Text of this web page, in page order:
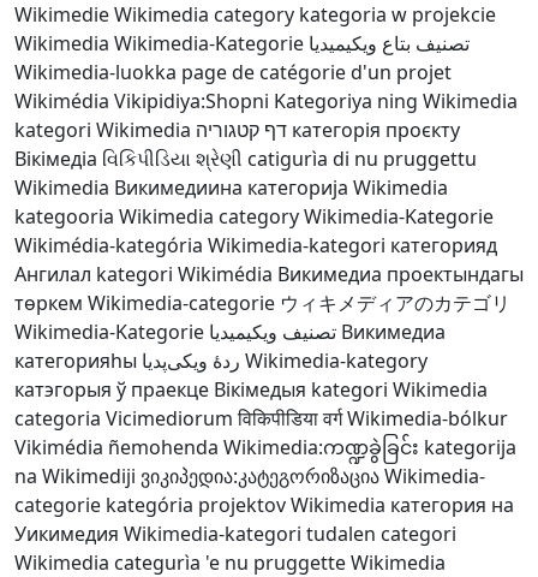
WikimedieWikimedia category kategoria w projekcie
Wikimedia Wikimedia-Kategorie تصنيف بتاع ويكيميديا
Wikimedia-luokka page de catégorie d'un projet
Wikimédia Vikipidiya:Shopni Kategoriya ning Wikimedia
kategori Wikimedia דף קטגוריה категорія проєкту
Вікімедіа વિકિપીડિયા શ્રેણી catigurìa di nu pruggettu
Wikimedia Викимедиина категорија Wikimedia
kategooria Wikimedia categoryWikimedia-Kategorie
Wikimédia-kategória Wikimedia-kategori категорияд
Ангилал kategori Wikimédia Викимедиа проектындагы
төркем Wikimedia-categorie ウィキメディアのカテゴリ
Wikimedia-Kategorie تصنيف ويكيميديا Викимедиа
категорияһы ردهٔ ویکی‌پدیا Wikimedia-kategory
катэгорыя ў праекце Вікімедыя kategori Wikimedia
categoria Vicimediorum विकिपीडिया वर्गWikimedia-bólkur
Vikimédia ñemohenda Wikimedia:ကဏ္ဍခွဲခြင်း kategorija
na Wikimediji ვიკიპედია:კატეგორიზაციაWikimedia-
categorie kategória projektov Wikimedia категория на
Уикимедия Wikimedia-kategori tudalen categori
Wikimedia categurìa 'e nu pruggette Wikimedia